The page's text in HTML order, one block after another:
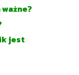
jest